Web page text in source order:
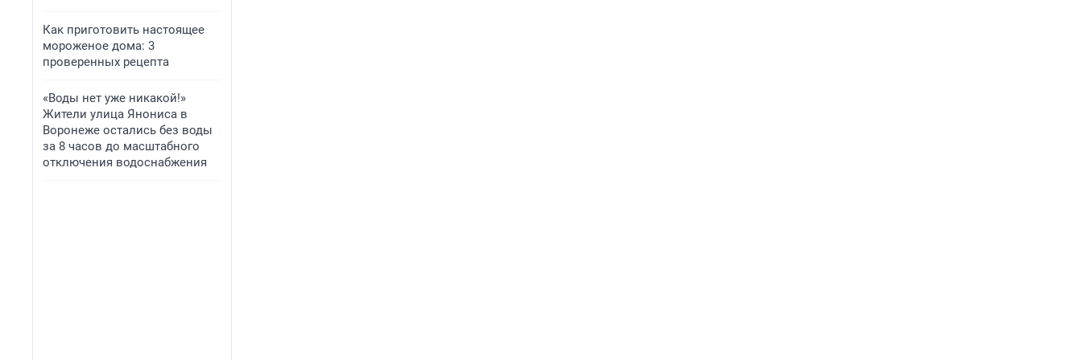
Как приготовить настоящее
мороженое дома: 3
проверенных рецепта
«Воды нет уже никакой!»
Жители улица Янониса в
Воронеже остались без воды
за 8 часов до масштабного
отключения водоснабжения